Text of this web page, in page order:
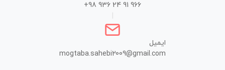
+98 936 24 91 966
ایمیل
mogtaba.sahebi2009@gmail.com